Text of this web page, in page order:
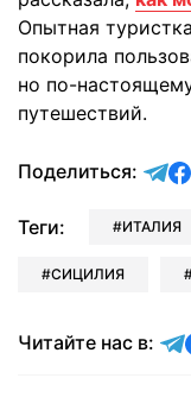
Опытная
покорила
но по-
путешествий.
Поделиться:
Теги: ИТАЛИЯ
СИЦИЛИЯ
Читайте нас в: